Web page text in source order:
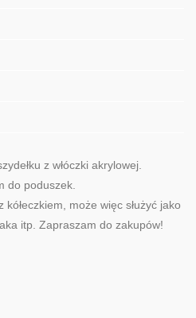
z włóczki akrylowej.
do poduszek.
kółeczkiem, może więc służyć jako
itp. Zapraszam do zakupów!